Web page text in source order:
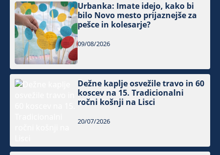
Urbanka: Imate idejo, kako bi
bilo Novo mesto prijaznejše za
pešce in kolesarje?
09/08/2026
Dežne kaplje osvežile travo in 60
koscev na 15. Tradicionalni
ročni košnji na Lisci
20/07/2026